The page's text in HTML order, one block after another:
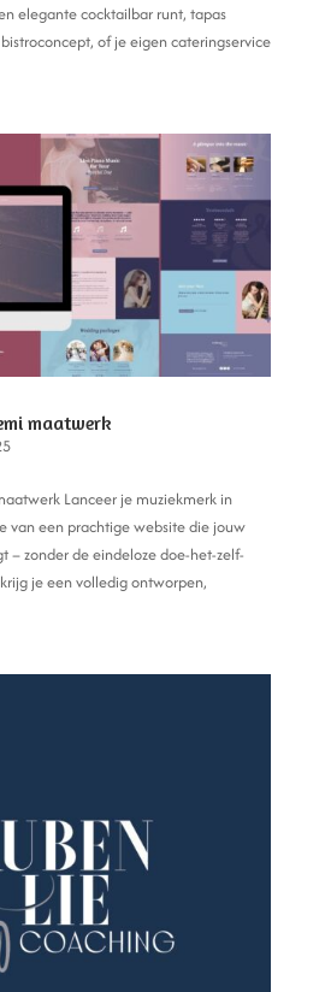
elegante cocktailbar runt, tapas
of je eigen cateringservice
maatwerk
Lanceer je muziekmerk in
van een prachtige website die jouw
– zonder de eindeloze doe-het-zelf-
je een volledig ontworpen,